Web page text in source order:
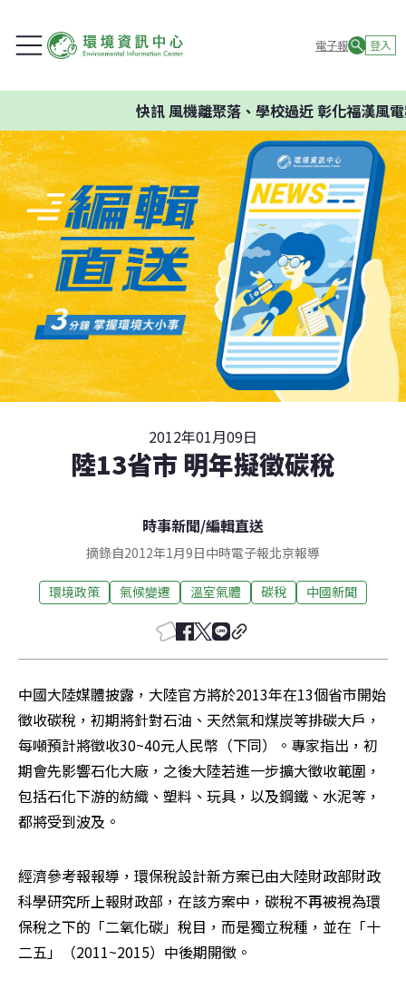
電子報 登入
快訊風機離聚落、學校過近 彰化福漢風電
2012年01月09日
陸13省市 明年擬徵碳稅
時事新聞/編輯直送
摘錄自2012年1月9日中時電子報北京報導
環境政策 氣候變遷 溫室氣體 碳稅 中國新聞
中國大陸媒體披露，大陸官方將於2013年在13個省市開始
徵收碳稅，初期將針對石油、天然氣和煤炭等排碳大戶，
每噸預計將徵收30~40元人民幣（下同）。專家指出，初
期會先影響石化大廠，之後大陸若進一步擴大徵收範圍，
包括石化下游的紡織、塑料、玩具，以及鋼鐵、水泥等，
都將受到波及。
經濟參考報報導，環保稅設計新方案已由大陸財政部財政
科學研究所上報財政部，在該方案中，碳稅不再被視為環
保稅之下的「二氧化碳」稅目，而是獨立稅種，並在「十
二五」（2011~2015）中後期開徵。